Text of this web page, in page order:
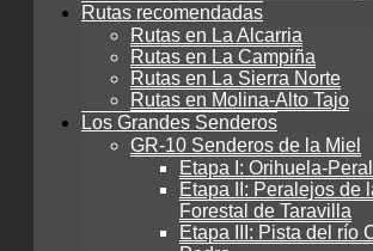
Rutas recomendadas
Rutas en La Alcarria
Rutas en La Campiña
Rutas en La Sierra Norte
Rutas en Molina-Alto Tajo
Los Grandes Senderos
GR-10 Senderos de la Miel
Etapa I: Orihuela-
Etapa II: Peralejos de
Forestal de Taravilla
Etapa III: Pista del río